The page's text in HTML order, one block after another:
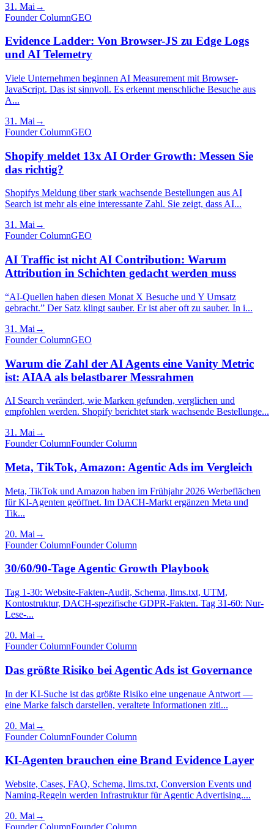
31. Mai →
Founder ColumnGEO
Evidence Ladder: Von Browser-JS zu Edge Logs
und AI Telemetry
Viele Unternehmen beginnen AI Measurement mit Browser-
JavaScript. Das ist sinnvoll. Es erkennt menschliche Besuche aus
A...
31. Mai →
Founder ColumnGEO
Shopify meldet 13x AI Order Growth: Messen Sie
das richtig?
Shopifys Meldung über stark wachsende Bestellungen aus AI
Search ist mehr als eine interessante Zahl. Sie zeigt, dass AI...
31. Mai→
Founder ColumnGEO
AI Traffic ist nicht AI Contribution: Warum
Attribution in Schichten gedacht werden muss
“AI-Quellen haben diesen Monat X Besuche und Y Umsatz
gebracht.” Der Satz klingt sauber. Er ist aber oft zu sauber. In i...
31. Mai →
Founder ColumnGEO
Warum die Zahl der AI Agents eine Vanity Metric
ist: AIAA als belastbarer Messrahmen
AI Search verändert, wie Marken gefunden, verglichen und
empfohlen werden. Shopify berichtet stark wachsende Bestellunge...
31. Mai →
Founder ColumnFounder Column
Meta, TikTok, Amazon: Agentic Ads im Vergleich
Meta, TikTok und Amazon haben im Frühjahr 2026 Werbeflächen
für KI-Agenten geöffnet. Im DACH-Markt ergänzen Meta und
Tik...
20. Mai →
Founder ColumnFounder Column
30/60/90-Tage Agentic Growth Playbook
Tag 1-30: Website-Fakten-Audit, Schema, llms.txt, UTM,
Kontostruktur, DACH-spezifische GDPR-Fakten. Tag 31-60: Nur-
Lese-...
20. Mai →
Founder ColumnFounder Column
Das größte Risiko bei Agentic Ads ist Governance
In der KI-Suche ist das größte Risiko eine ungenaue Antwort —
eine Marke falsch darstellen, veraltete Informationen ziti...
20. Mai →
Founder ColumnFounder Column
KI-Agenten brauchen eine Brand Evidence Layer
Website, Cases, FAQ, Schema, llms.txt, Conversion Events und
Naming-Regeln werden Infrastruktur für Agentic Advertising....
20. Mai →
Founder ColumnFounder Column